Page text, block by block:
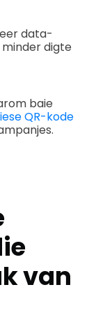
data-
digte
baie
QR-kode
van